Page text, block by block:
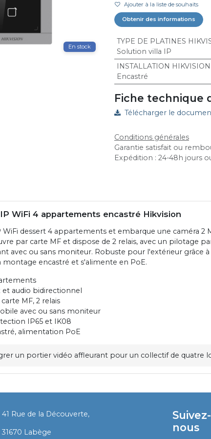
En stock
Ajouter à la liste de souhaits
Obtenir des informations
TYPE DE PLATINES
Solution villa IP
INSTALLATION
Encastré
Fiche technique
Télécharger le
Conditions générales
Garantie satisfait ou
Expédition : 24-48h jours
WiFi 4 appartements encastré Hikvision
WiFi dessert 4 appartements et embarque une caméra 2
par carte MF et dispose de 2 relais, avec un pilotage
avec ou sans moniteur. Robuste pour l'extérieur grâce à
montage encastré et s'alimente en PoE.
et audio bidirectionnel
MF, 2 relais
avec ou sans moniteur
IP65 et IK08
alimentation PoE
un portier vidéo affleurant pour un collectif de quatre
Rue de la Découverte,
31670 Labège
Suivez-
nous